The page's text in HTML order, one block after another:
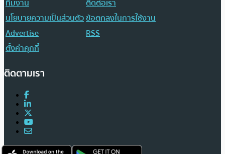
ทีมงาน
ติดต่อเรา
นโยบายความเป็นส่วนตัวข้อตกลงในการใช้งาน
Advertise
RSS
ตั้งค่าคุกกี้
ติดตามเรา